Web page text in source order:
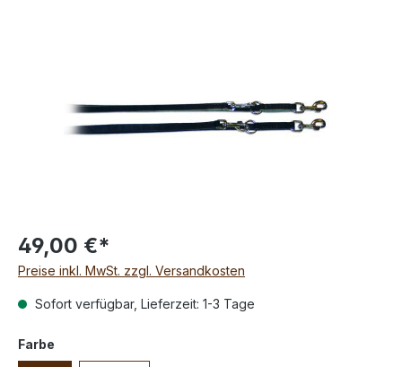
49,00 €*
Preise inkl. MwSt. zzgl. Versandkosten
Sofort verfügbar, Lieferzeit: 1-3 Tage
Farbe